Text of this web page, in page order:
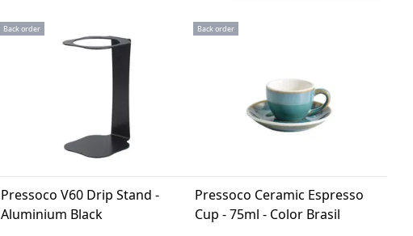
Back order
Pressoco V60 Drip Stand -
Aluminium Black
Back order
Pressoco Ceramic Espresso
Cup - 75ml - Color Brasil